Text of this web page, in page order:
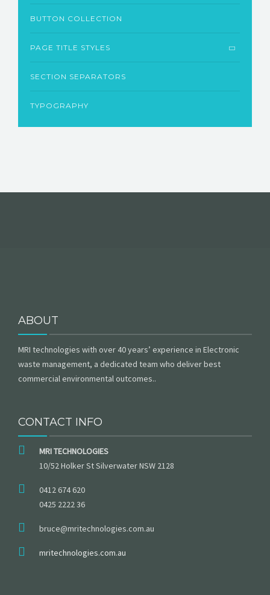
BUTTON COLLECTION
PAGE TITLE STYLES
SECTION SEPARATORS
TYPOGRAPHY
ABOUT
MRI technologies with over 40 years’ experience in Electronic
waste management, a dedicated team who deliver best
commercial environmental outcomes..
CONTACT INFO
MRI TECHNOLOGIES
10/52 Holker St Silverwater NSW 2128
0412 674 620
0425 2222 36
bruce@mritechnologies.com.au
mritechnologies.com.au